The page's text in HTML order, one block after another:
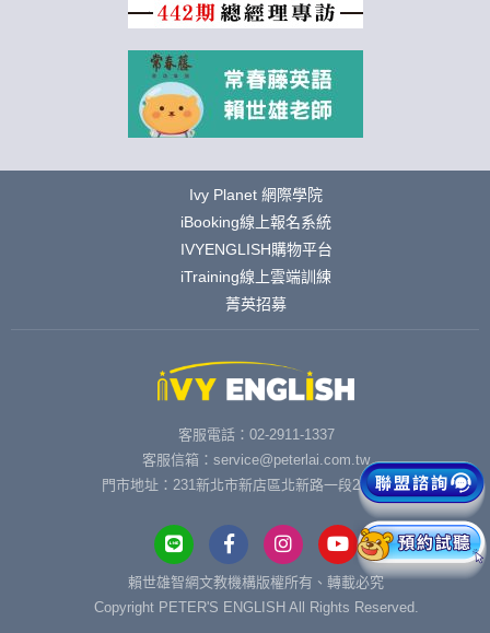
Ivy Planet 網際學院
iBooking線上報名系統
IVYENGLISH購物平台
iTraining線上雲端訓練
菁英招募
客服電話：02-2911-1337
客服信箱：service@peterlai.com.tw
門市地址：231新北市新店區北新路一段291號6樓
賴世雄智網文教機構版權所有、轉載必究
Copyright PETER'S ENGLISH All Rights Reserved.